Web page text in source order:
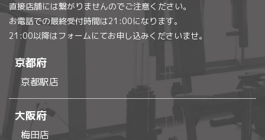
直接店舗には繋がりませんのでご注意ください。
お電話での最終受付時間は21:00になります。
21:00以降はフォームにてお申し込みくださいませ。
京都府
京都駅店
大阪府
梅田店